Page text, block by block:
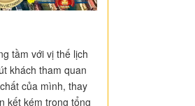
tầm với vị thế lịch
khách tham quan
của mình, thay
kết kém trong tổng